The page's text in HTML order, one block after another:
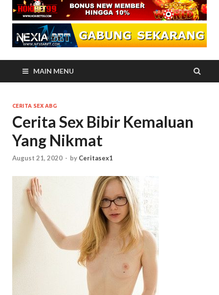
MAIN MENU
CERITA SEX ABG
Cerita Sex Bibir Kemaluan
Yang Nikmat
August 21, 2020 - by Ceritasex1